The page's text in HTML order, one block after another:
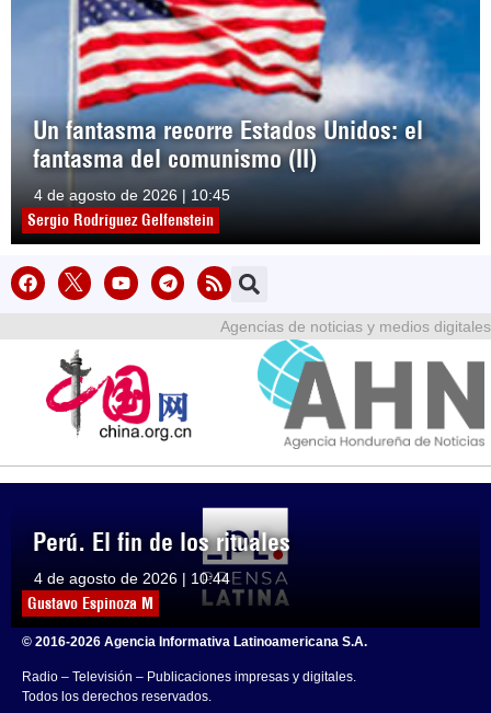
Un fantasma recorre Estados Unidos: el
fantasma del comunismo (II)
4 de agosto de 2026 | 10:45
Sergio Rodríguez Gelfenstein
Perú. El fin de los rituales
4 de agosto de 2026 | 10:44
Gustavo Espinoza M
Agencias de noticias y medios digitales
© 2016-2026 Agencia Informativa Latinoamericana S.A.
Radio – Televisión – Publicaciones impresas y digitales.
Todos los derechos reservados.